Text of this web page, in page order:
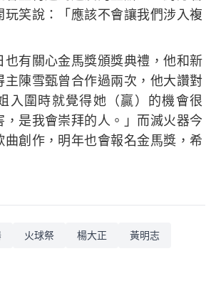
玩笑說：「應該不會讓我們涉入複
也有關心金馬獎頒獎典禮，他和新
主陳雪甄曾合作過兩次，他大讚對
入圍時就覺得她（贏）的機會很
，是我會崇拜的人。」而滅火器今
曲創作，明年也會報名金馬獎，希
火球祭 楊大正 黃明志